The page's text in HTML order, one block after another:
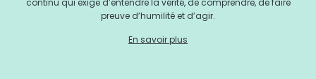
continu qui exige d’entendre la vérité, de comprendre, de faire
preuve d’humilité et d’agir.
En savoir plus